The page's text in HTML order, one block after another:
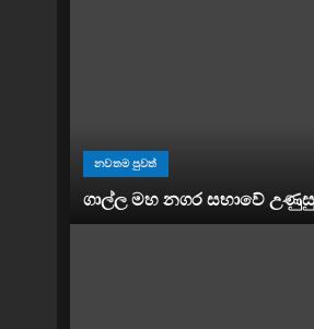
නවතම පුවත්
ගාල්ල මහ නගර සභාවේ